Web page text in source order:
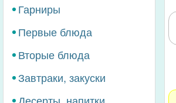
Гарниры
Первые блюда
Вторые блюда
Завтраки, закуски